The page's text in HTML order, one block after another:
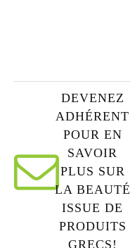
DEVENEZ
ADHÉRENT
POUR EN
SAVOIR
PLUS SUR
LA BEAUTÉ
ISSUE DE
PRODUITS
GRECS!